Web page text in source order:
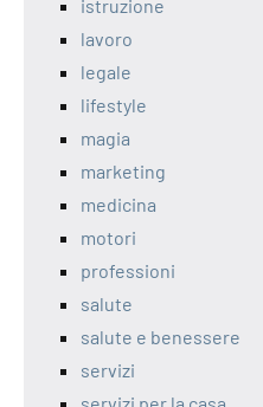
istruzione
lavoro
legale
lifestyle
magia
marketing
medicina
motori
professioni
salute
salute e benessere
servizi